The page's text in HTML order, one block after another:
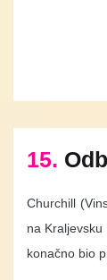
15.
Churchill
na
konačno bio